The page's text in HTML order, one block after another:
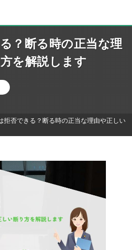
？断る時の正当な理
を解説します
拒否できる？断る時の正当な理由や正しい